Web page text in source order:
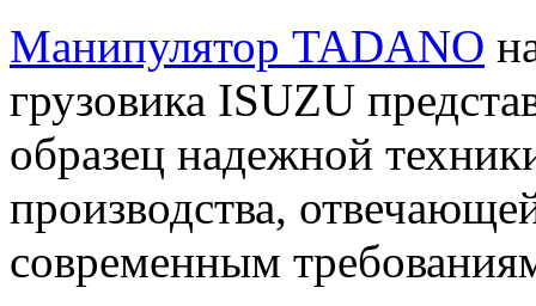
Манипулятор TADANO
грузовика ISUZU
образец надежной
производства,
современным